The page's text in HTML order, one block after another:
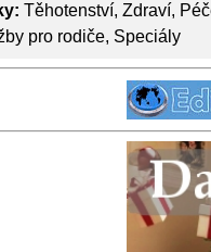
Těhotenství, Zdraví,
pro rodiče, Speciály